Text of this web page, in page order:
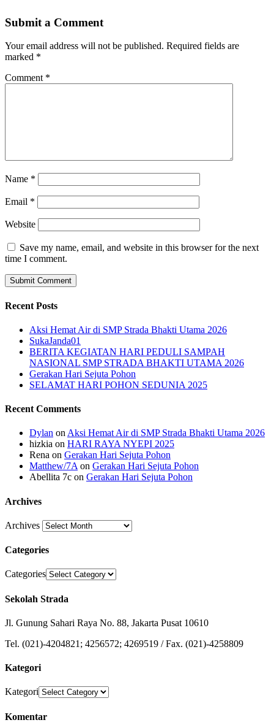
Submit a Comment
Your email address will not be published. Required fields are
marked *
Comment *
Name *
Email *
Website
Save my name, email, and website in this browser for the next
time I comment.
Recent Posts
Aksi Hemat Air di SMP Strada Bhakti Utama 2026
SukaJanda01
BERITA KEGIATAN HARI PEDULI SAMPAH
NASIONAL SMP STRADA BHAKTI UTAMA 2026
Gerakan Hari Sejuta Pohon
SELAMAT HARI POHON SEDUNIA 2025
Recent Comments
Dylan on Aksi Hemat Air di SMP Strada Bhakti Utama 2026
hizkia on HARI RAYA NYEPI 2025
Rena on Gerakan Hari Sejuta Pohon
Matthew/7A on Gerakan Hari Sejuta Pohon
Abellita 7c on Gerakan Hari Sejuta Pohon
Archives
Archives
Categories
Categories
Sekolah Strada
Jl. Gunung Sahari Raya No. 88, Jakarta Pusat 10610
Tel. (021)-4204821; 4256572; 4269519 / Fax. (021)-4258809
Kategori
Kategori
Komentar